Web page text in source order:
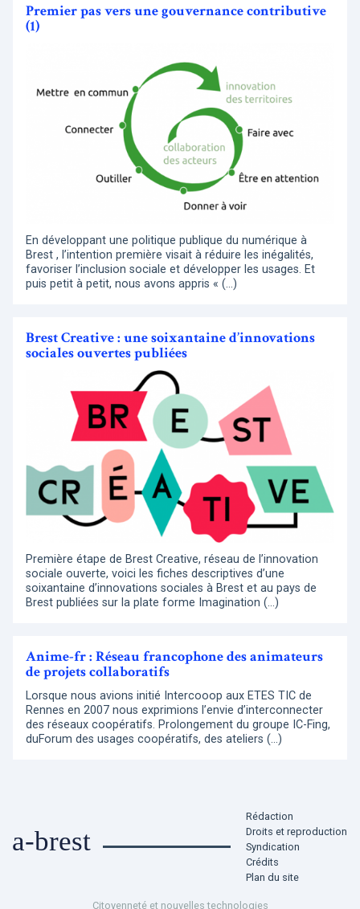
Premier pas vers une gouvernance contributive
(1)
En développant une politique publique du numérique à
Brest , l’intention première visait à réduire les inégalités,
favoriser l’inclusion sociale et développer les usages. Et
puis petit à petit, nous avons appris « (…)
Brest Creative : une soixantaine d’innovations
sociales ouvertes publiées
Première étape de Brest Creative, réseau de l’innovation
sociale ouverte, voici les fiches descriptives d’une
soixantaine d’innovations sociales à Brest et au pays de
Brest publiées sur la plate forme Imagination (…)
Anime-fr : Réseau francophone des animateurs
de projets collaboratifs
Lorsque nous avions initié Intercooop aux ETES TIC de
Rennes en 2007 nous exprimions l’envie d’interconnecter
des réseaux coopératifs. Prolongement du groupe IC-Fing,
duForum des usages coopératifs, des ateliers (…)
a-brest
Rédaction
Droits et reproduction
Syndication
Crédits
Plan du site
Citoyenneté et nouvelles technologies